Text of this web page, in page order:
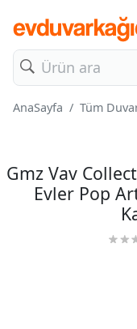
AnaSayfa Tüm
Gmz Vav
Evler Pop